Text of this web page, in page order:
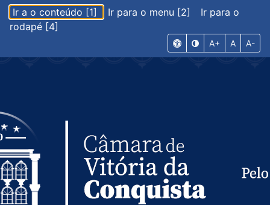
Ir a o conteúdo [1] Ir para o menu [2]
Ir para o
rodapé [4]
A+ A A-